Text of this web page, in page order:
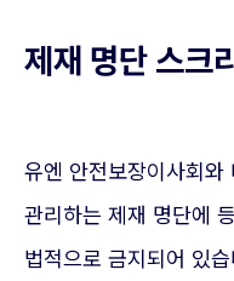
제재 명단 스크
유엔 안전보장이사회와
관리하는 제재 명단에
법적으로 금지되어 있